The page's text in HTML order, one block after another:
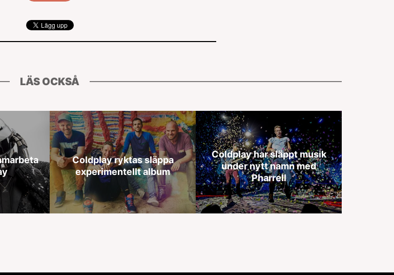
LÄS OCKSÅ
Coldplay ryktas släppa
experimentellt album
Coldplay har släppt musik
under nytt namn med
Pharrell